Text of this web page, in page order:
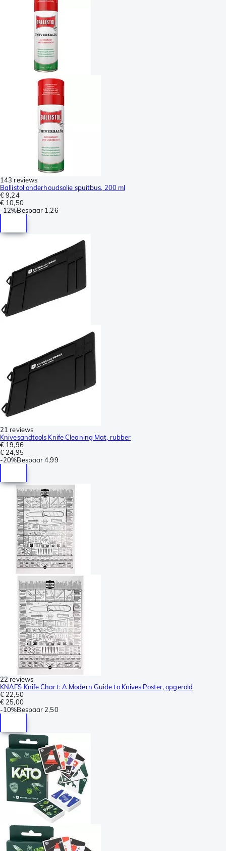
143 reviews
Ballistol onderhoudsolie spuitbus, 200 ml
€ 9,24
€ 10,50
-12%Bespaar 1,26
21 reviews
Knivesandtools Knife Cleaning Mat, rubber
€ 19,96
€ 24,95
-20%Bespaar 4,99
22 reviews
KNAFS Knife Chart: A Modern Guide to Knives Poster, opgerold
€ 22,50
€ 25,00
-10%Bespaar 2,50